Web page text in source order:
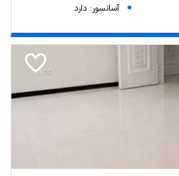
آسانسور: دارد